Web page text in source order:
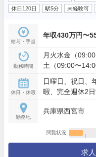
休日120日
駅5分 未経験可
給与・手当
年収430万円〜
勤務時間
月火水金（
土（09:00〜
休日・休暇
日曜日、祝日、
暇、完全週休2
勤務地
兵庫県西宮市
閲覧状況
求